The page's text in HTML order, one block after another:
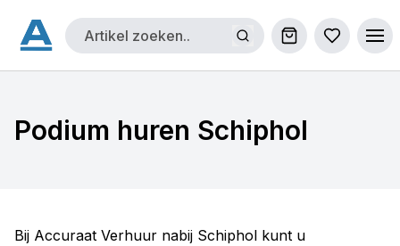
Winkelwagen
Podium huren Schiphol
Bij Accuraat Verhuur nabij Schiphol kunt u